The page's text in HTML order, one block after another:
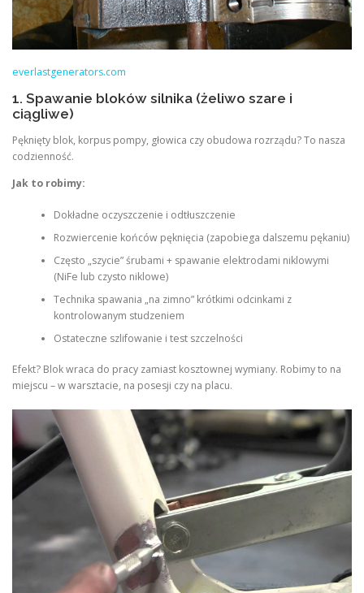
everlastgenerators.com
1. Spawanie bloków silnika (żeliwo szare i
ciągliwe)
Pęknięty blok, korpus pompy, głowica czy obudowa rozrządu? To nasza
codzienność.
Jak to robimy:
Dokładne oczyszczenie i odtłuszczenie
Rozwiercenie końców pęknięcia (zapobiega dalszemu pękaniu)
Często „szycie” śrubami + spawanie elektrodami niklowymi
(NiFe lub czysto niklowe)
Technika spawania „na zimno” krótkimi odcinkami z
kontrolowanym studzeniem
Ostateczne szlifowanie i test szczelności
Efekt? Blok wraca do pracy zamiast kosztownej wymiany. Robimy to na
miejscu – w warsztacie, na posesji czy na placu.